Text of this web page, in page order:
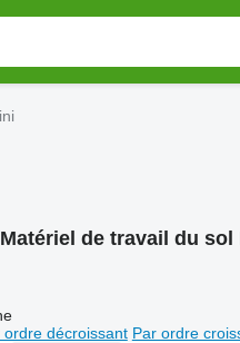
Matériel de travail du sol
ordre décroissant Par ordre